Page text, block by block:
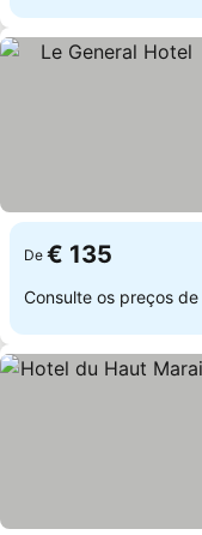
De € 135
Consulte os preços de